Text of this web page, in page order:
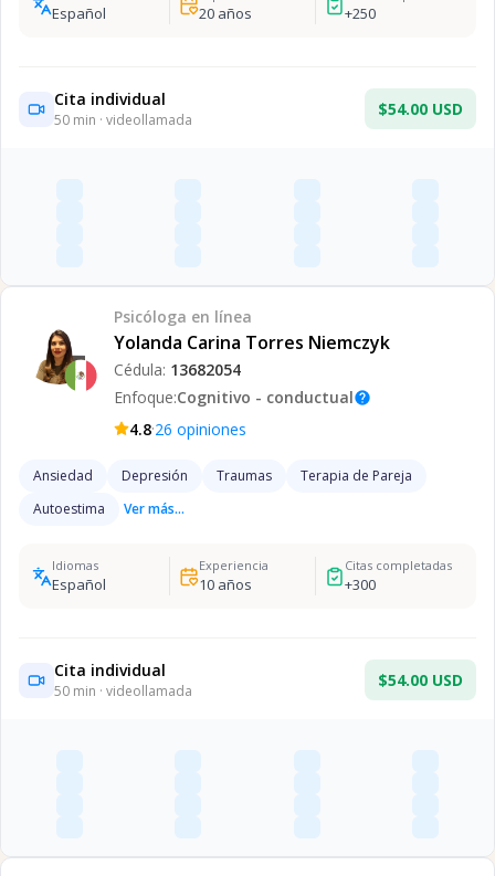
Español 20años +250
Cita individual
50 min · videollamada
$54.00 USD
Psicóloga en línea
Yolanda Carina Torres Niemczyk
Cédula: 13682054
Enfoque:Cognitivo - conductualhelp
4.8·26 opiniones
Ansiedad Depresión Traumas
Terapia de Pareja
Autoestima
Ver más...
Idiomas
Español
Experiencia
10años
Citas completadas
+300
Cita individual
50 min · videollamada
$54.00 USD